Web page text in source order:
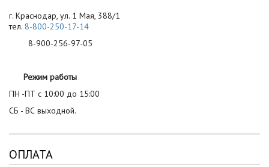
г. Краснодар, ул. 1 Мая, 388/1
тел. 8-800-250-17-14
8-900-256-97-05
Режим работы
ПН -ПТ с 10:00 до 15:00
СБ - ВС выходной.
ОПЛАТА